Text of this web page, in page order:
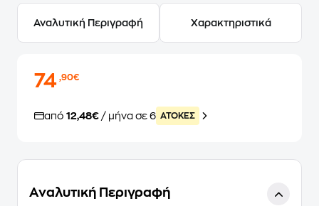
Αναλυτική Περιγραφή Χαρακτηριστικά
74,90€
από 12,48€ / μήνα σε 6 ATOKEΣ
Αναλυτική Περιγραφή